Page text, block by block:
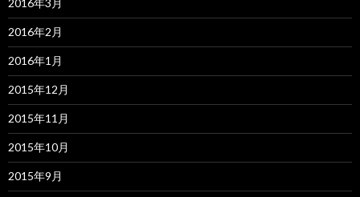
2016年3月
2016年2月
2016年1月
2015年12月
2015年11月
2015年10月
2015年9月